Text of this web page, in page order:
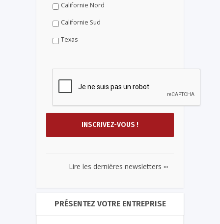
Californie Nord
Californie Sud
Texas
Lire les dernières newsletters ...
PRÉSENTEZ VOTRE ENTREPRISE